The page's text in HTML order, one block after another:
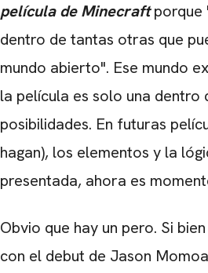
película de Minecraftporque
dentro de tantas otras que
mundo abierto". Ese mundo
la película es solo una dentro
posibilidades. En futuras
hagan), los elementos y la
presentada, ahora es
Obvio que hay un pero. Si
con el debut de Jason